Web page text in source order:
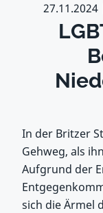
27.11.2024
In der Britzer
Gehweg, als
Aufgrund der
sich die Ärmel